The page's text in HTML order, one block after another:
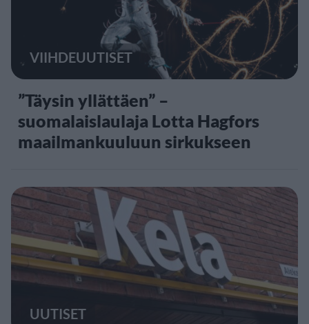
VIIHDEUUTISET
”Täysin yllättäen” –
suomalaislaulaja Lotta Hagfors
maailmankuuluun sirkukseen
UUTISET